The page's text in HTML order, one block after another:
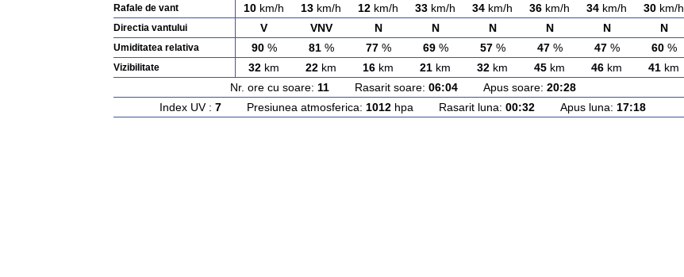
Rafale de vant 10 km/h 13 km/h 12 km/h 33 km/h 34 km/h 36 km/h 34 km/h 30 km/h
Directia vantului V VNV N N N N N N
Umiditatea relativa 90% 81% 77% 69% 57% 47% 47% 60%
Vizibilitate 32 km 22 km 16 km 21 km 32 km 45 km 46 km 41 km
Nr. ore cu soare: 11Rasarit soare: 06:04Apus soare: 20:28
Index UV : 7 Presiunea atmosferica: 1012 hpa Rasarit luna: 00:32 Apus luna: 17:18